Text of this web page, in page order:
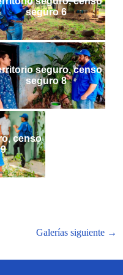
seguro 6
seguro, censo
seguro 8
censo
Galerías siguiente →